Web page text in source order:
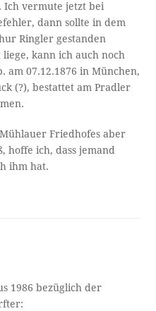
Ich vermute jetzt bei
dann sollte in dem
Ringler gestanden
kann ich auch noch
am 07.12.1876 in München,
(?), bestattet am Pradler
Friedhofes aber
hoffe ich, dass jemand
ihm hat.
1986 bezüglich der